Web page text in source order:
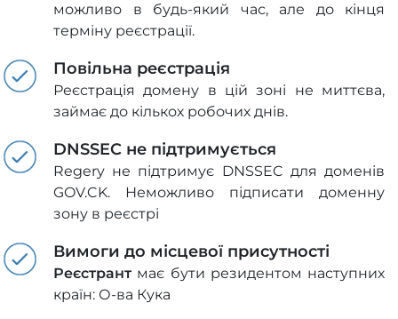
можливо в будь-який час, але до кінця
терміну реєстрації.
Повільна реєстрація
Реєстрація домену в цій зоні не миттєва,
займає до кількох робочих днів.
DNSSEC не підтримується
Regery не підтримує DNSSEC для доменів
GOV.CK. Неможливо підписати доменну
зону в реєстрі
Вимоги до місцевої присутності
Реєстрантмає бути резидентом наступних
країн: О-ва Кука